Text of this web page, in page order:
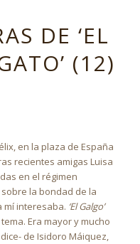
DE ‘EL
(12)
en la plaza de España
recientes amigas Luisa
en el régimen
la bondad de la
mí interesaba. ‘El Galgo’
Era mayor y mucho
de Isidoro Máiquez,